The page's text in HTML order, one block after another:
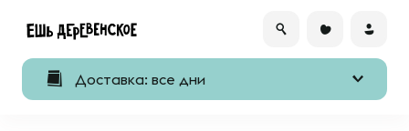
Доставка: все дни